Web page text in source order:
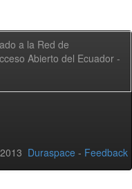
a la Red de
Abierto del Ecuador -
Duraspace - Feedback